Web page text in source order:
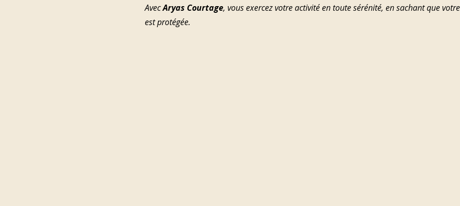
Avec Aryas Courtage, vous exercez votre activité en toute sérénité, en sachant que
est protégée.